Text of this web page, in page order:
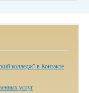
колледж" в Контакте
услуг